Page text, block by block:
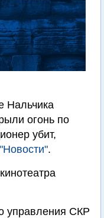
Нальчика
огонь по
убит,
.
управления СКР